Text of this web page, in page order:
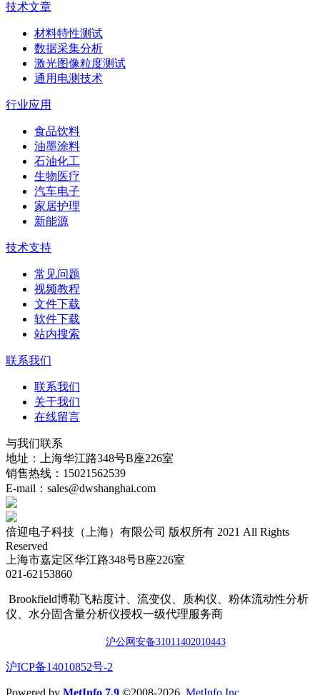
技术文章
材料特性测试
数据采集分析
激光图像粒度测试
通用电测技术
行业应用
食品饮料
油墨涂料
石油化工
生物医疗
汽车电子
家居护理
新能源
技术支持
常见问题
视频教程
文件下载
软件下载
站内搜索
联系我们
联系我们
关于我们
在线留言
与我们联系
地址：上海华江路348号B座226室
销售热线：15021562539
E-mail：sales@dwshanghai.com
倍迎电子科技（上海）有限公司 版权所有 2021 All Rights
Reserved
上海市嘉定区华江路348号B座226室
021-62153860
Brookfield博勒飞粘度计、流变仪、质构仪、粉体流动性分析
仪、水分固含量分析仪授权一级代理服务商
沪公网安备31011402010443
​沪ICP备14010852号-2